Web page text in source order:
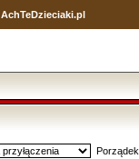
AchTeDzieciaki.pl
Porządek